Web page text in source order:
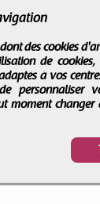
- 2026
des cookies
de
à vos
moment